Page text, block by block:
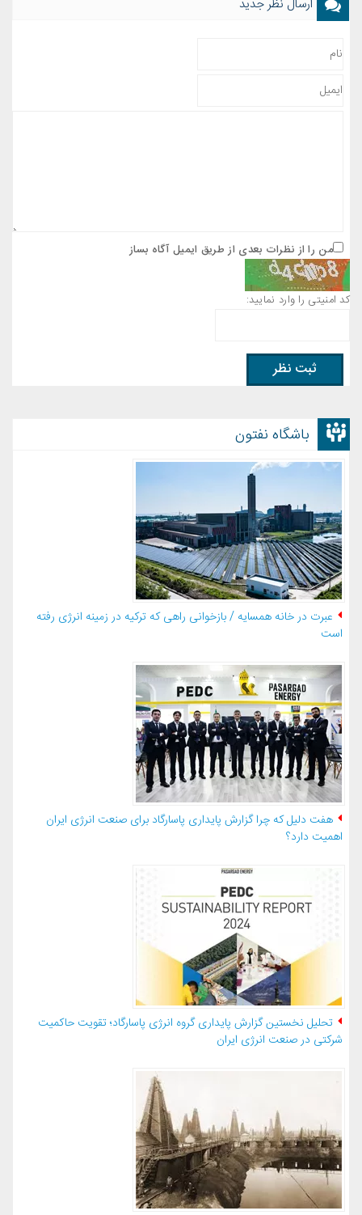
ارسال نظر جدید
من را از نظرات بعدی از طریق ایمیل آگاه بساز
کد امنیتی را وارد نمایید:
باشگاه نفتون
عبرت در خانه همسایه / بازخوانی راهی که ترکیه در زمینه انرژی رفته
است
هفت دلیل که چرا گزارش پایداری پاسارگاد برای صنعت انرژی ایران
اهمیت دارد؟
تحلیل نخستین گزارش پایداری گروه انرژی پاسارگاد؛ تقویت حاکمیت
شرکتی در صنعت انرژی ایران